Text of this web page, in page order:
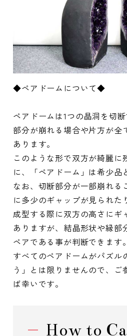
◆ペアドームについて◆
ペアドームは1つの晶洞を切
部分が崩れる場合や片方が全
あります。
このような形で双方が綺麗に
に、「ペアドーム」は希少品
なお、切断部分が一部崩れる
に多少のギャップが見られた
成型する際に双方の高さにギ
ありますが、結晶形状や縁部
ペアである事が判断できます。
すべてのペアドームがパズル
う」とは限りませんので、ご
ば幸いです。
How to